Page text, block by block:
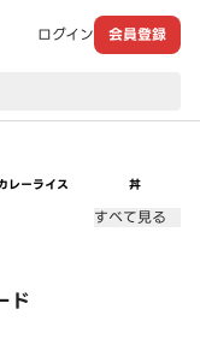
ログイン 会員登録
レーライス 丼
すべて見る
ド